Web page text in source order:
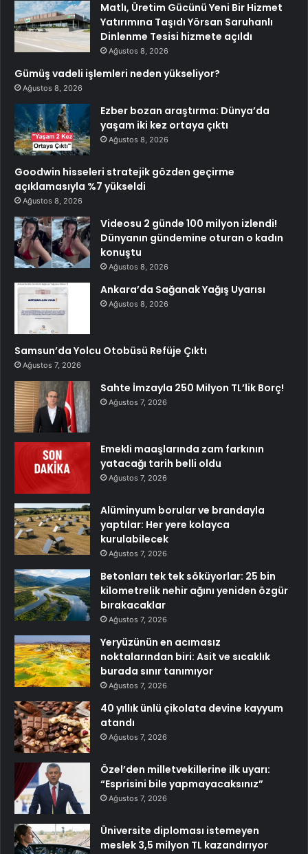
Matlı, Üretim Gücünü Yeni Bir Hizmet
Yatırımına Taşıdı Yörsan Saruhanlı
Dinlenme Tesisi hizmete açıldı
Ağustos 8, 2026
Gümüş vadeli işlemleri neden yükseliyor?
Ağustos 8, 2026
Ezber bozan araştırma: Dünya’da
yaşam iki kez ortaya çıktı
Ağustos 8, 2026
Goodwin hisseleri stratejik gözden geçirme
açıklamasıyla %7 yükseldi
Ağustos 8, 2026
Videosu 2 günde 100 milyon izlendi!
Dünyanın gündemine oturan o kadın
konuştu
Ağustos 8, 2026
Ankara’da Sağanak Yağış Uyarısı
Ağustos 8, 2026
Samsun’da Yolcu Otobüsü Refüje Çıktı
Ağustos 7, 2026
Sahte İmzayla 250 Milyon TL’lik Borç!
Ağustos 7, 2026
Emekli maaşlarında zam farkının
yatacağı tarih belli oldu
Ağustos 7, 2026
Alüminyum borular ve brandayla
yaptılar: Her yere kolayca
kurulabilecek
Ağustos 7, 2026
Betonları tek tek söküyorlar: 25 bin
kilometrelik nehir ağını yeniden özgür
bırakacaklar
Ağustos 7, 2026
Yeryüzünün en acımasız
noktalarından biri: Asit ve sıcaklık
burada sınır tanımıyor
Ağustos 7, 2026
40 yıllık ünlü çikolata devine kayyum
atandı
Ağustos 7, 2026
Özel’den milletvekillerine ilk uyarı:
“Esprisini bile yapmayacaksınız”
Ağustos 7, 2026
Üniversite diploması istemeyen
meslek 3,5 milyon TL kazandırıyor